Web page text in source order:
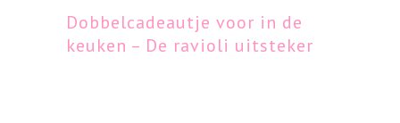
Dobbelcadeautje voor in de
keuken – De ravioli uitsteker